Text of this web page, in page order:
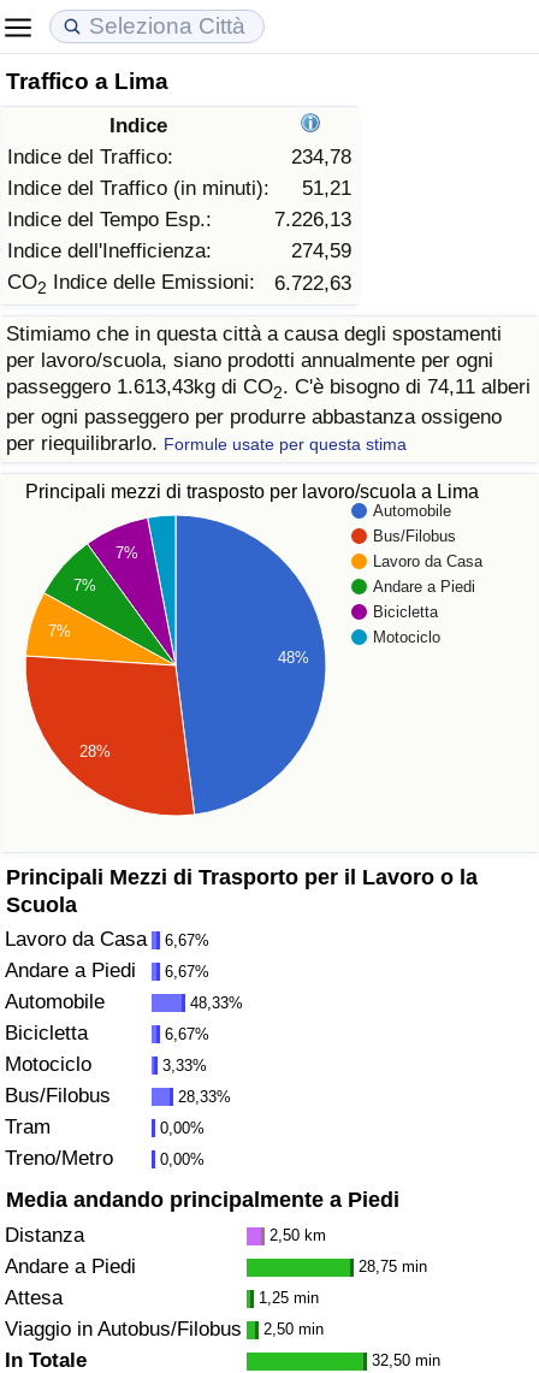
Traffico a Lima
Indice
Indice del Traffico:
234,78
Indice del Traffico (in minuti):
51,21
Indice del Tempo Esp.:
7.226,13
Indice dell'Inefficienza:
274,59
CO2 Indice delle Emissioni: 6.722,63
Stimiamo che in questa città a causa degli spostamenti
per lavoro/scuola, siano prodotti annualmente per ogni
passeggero 1.613,43kg di CO2. C'è bisogno di 74,11 alberi
per ogni passeggero per produrre abbastanza ossigeno
per riequilibrarlo. Formule usate per questa stima
Principali mezzi di trasposto per lavoro/scuola a Lima
Automobile
Bus/Filobus
Lavoro da Casa
Andare a Piedi
Bicicletta
Motociclo
48%
7%
7%
7%
28%
Principali Mezzi di Trasporto per il Lavoro o la
Scuola
Lavoro da Casa 6,67%
Andare a Piedi 6,67%
Automobile 48,33%
Bicicletta 6,67%
Motociclo 3,33%
Bus/Filobus 28,33%
Tram 0,00%
Treno/Metro 0,00%
Media andando principalmente a Piedi
Distanza 2,50 km
Andare a Piedi 28,75 min
Attesa 1,25 min
Viaggio in Autobus/Filobus 2,50 min
In Totale 32,50 min
Costo della vita
Indice Del Costo Della Vita (corrente)
Indice Del Costo Della Vita
Indice del Costo della Vita per Nazione
ad Aqaba
Prezzi degli immobili
Indice del Prezzo delle Case (Corrente)
Indice del Prezzo delle Case
Indice del Prezzo delle Case per Nazione
Qualità della Vita
Indice della Qualità della Vita
Indice della Qualità della Vita (Corrente)
Indice della qualità della vita per Paese
Criminalità
Indice del Tasso di Criminalità (Corrente)
Indice della Criminalità
Indice di criminalità per paese
Assistenza Sanitaria
Indice dell’Assistenza Sanitaria (Corrente)
Indice dell’Assistenza Sanitaria
Indice dell’Assistenza Sanitaria per Nazione
Indice dell’Inquinamento (Corrente)
Indice di inquinamento
Indice dell’Inquinamento per Nazione
Traffico
Indice del Traffico
Indice del traffico (Corrente)
Indice del traffico per Nazione